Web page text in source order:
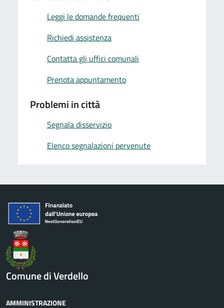
Leggi le domande frequenti
Richiedi assistenza
Contatta gli uffici comunali
Prenota appuntamento
Problemi in città
Segnala disservizio
Elenco segnalazioni pervenute
Comune di Verdello
AMMINISTRAZIONE